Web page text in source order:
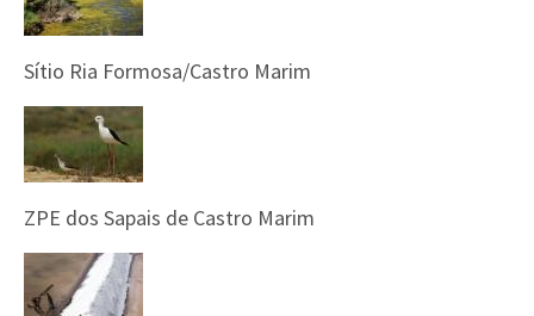
Sítio Ria Formosa/Castro Marim
ZPE dos Sapais de Castro Marim